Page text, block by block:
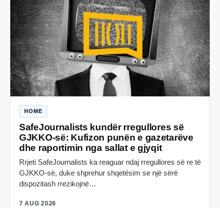
HOME
SafeJournalists kundër rregullores së
GJKKO-së: Kufizon punën e gazetarëve
dhe raportimin nga sallat e gjyqit
Rrjeti SafeJournalists ka reaguar ndaj rregullores së re të
GJKKO-së, duke shprehur shqetësim se një sërë
dispozitash rrezikojnë…
7 AUG 2026